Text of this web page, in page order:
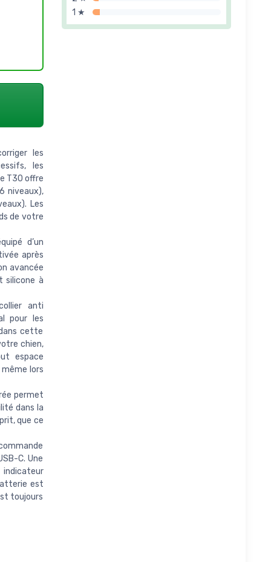
1 ★
les
les
T30 offre
niveaux),
Les
de votre
d’un
après
avancée
silicone à
anti
pour les
cette
chien,
espace
lors
permet
dans la
que ce
C. Une
indicateur
est
toujours